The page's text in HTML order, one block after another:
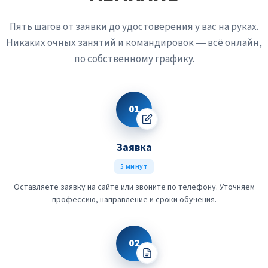
Пять шагов от заявки до удостоверения у вас на руках.
Никаких очных занятий и командировок — всё онлайн,
по собственному графику.
01
Заявка
5 минут
Оставляете заявку на сайте или звоните по телефону. Уточняем
профессию, направление и сроки обучения.
02